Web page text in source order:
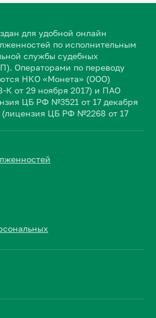
для удобной онлайн
по исполнительным
службы судебных
Операторами по переводу
НКО «Монета» (ООО)
от 29 ноября 2017) и ПАО
ЦБ РФ №3521 от 17 декабря
ЦБ РФ №2268 от 17